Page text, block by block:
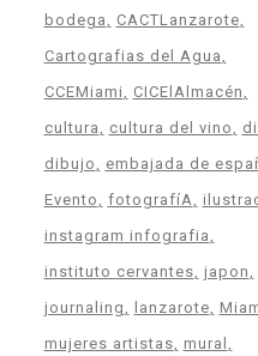
bodega
CACTLanzarote
Cartografias del Agua
CCEMiami
CICElAlmacén
cultura
cultura del vino
dibujo
embajada de
Evento
fotografíA
instagram infografia
instituto cervantes japon
journaling
lanzarote
mujeres artistas mural